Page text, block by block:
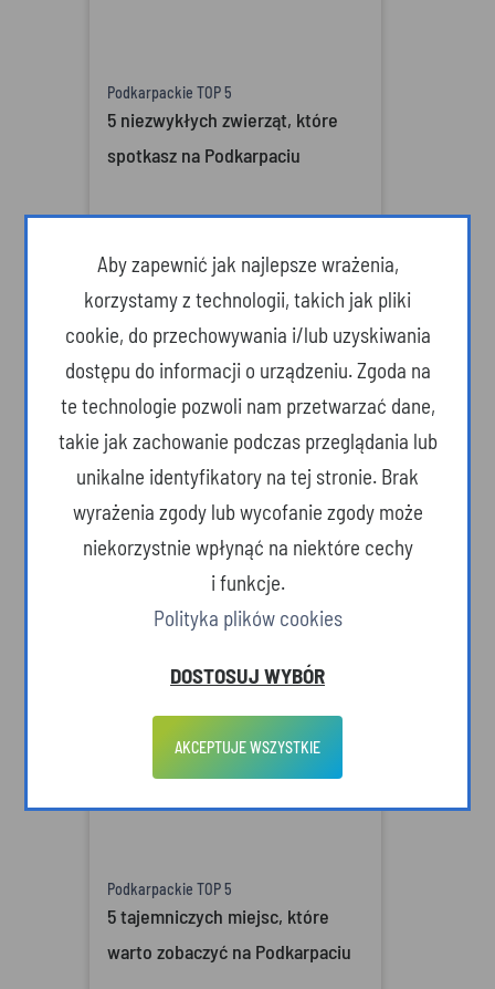
Podkarpackie TOP 5
5 niezwykłych zwierząt, które
spotkasz na Podkarpaciu
Podkarpackie TOP 5
5 powodów, by rzucić wszystko i
wyjechać w Bieszczady
Podkarpackie TOP 5
5 tajemniczych miejsc, które
warto zobaczyć na Podkarpaciu
Aby zapewnić jak najlepsze wrażenia,
korzystamy z technologii, takich jak pliki
cookie, do przechowywania i/lub uzyskiwania
dostępu do informacji o urządzeniu. Zgoda na
te technologie pozwoli nam przetwarzać dane,
takie jak zachowanie podczas przeglądania lub
unikalne identyfikatory na tej stronie. Brak
wyrażenia zgody lub wycofanie zgody może
niekorzystnie wpłynąć na niektóre cechy
i funkcje.
Polityka plików cookies
DOSTOSUJ WYBÓR
AKCEPTUJE WSZYSTKIE